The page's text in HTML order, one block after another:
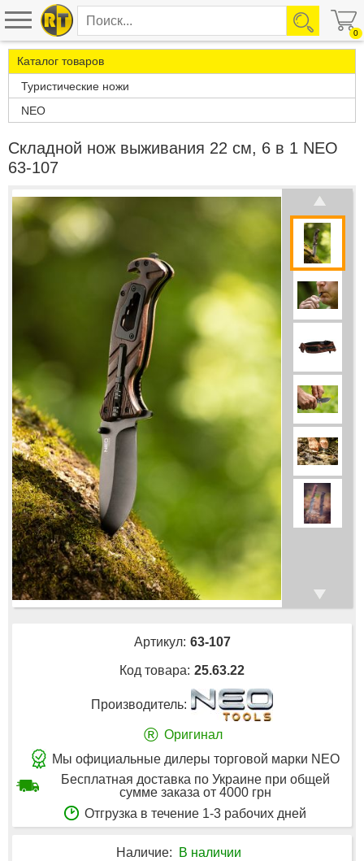
0
Каталог товаров
Туристические ножи
NEO
Складной нож выживания 22 см, 6 в 1 NEO
63-107
Артикул: 63-107
Код товара: 25.63.22
Производитель:
® Оригинал
Мы официальные дилеры торговой марки NEO
Бесплатная доставка по Украине при общей
сумме заказа от 4000 грн
Отгрузка в течение 1-3 рабочих дней
Наличие: В наличии